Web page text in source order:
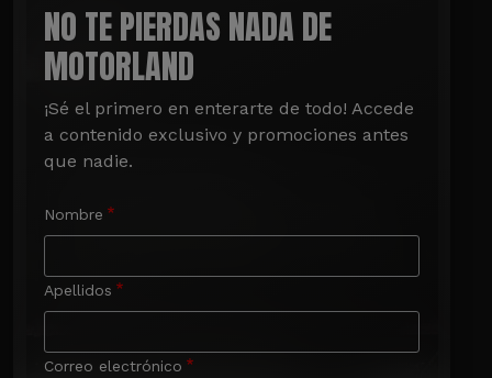
NO TE PIERDAS NADA DE
MOTORLAND
¡Sé el primero en enterarte de todo! Accede
a contenido exclusivo y promociones antes
que nadie.
Nombre
Apellidos
Correo electrónico